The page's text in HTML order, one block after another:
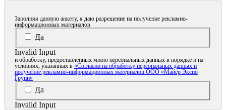
Заполняя данную анкету, я даю разрешение на получение рекламно-
информационных материалов
Да
Invalid Input
и обработку, предоставленных мною персональных данных в порядке и на
условиях, указанных в «Согласии на обработку персональных данных и
получение рекламно-информационных материалов ООО «Майер Экспо
Групп»
Да
Invalid Input